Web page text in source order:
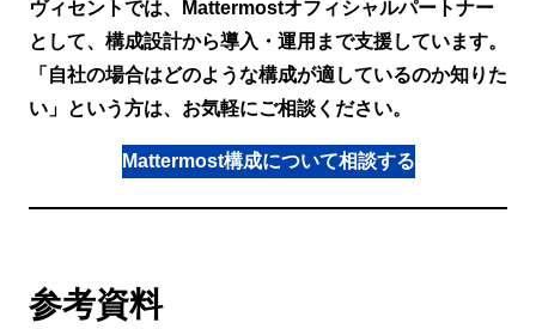
ヴィセントでは、Mattermostオフィシャルパートナー
として、構成設計から導入・運用まで支援しています。
「自社の場合はどのような構成が適しているのか知りた
い」という方は、お気軽にご相談ください。
Mattermost構成について相談する
参考資料